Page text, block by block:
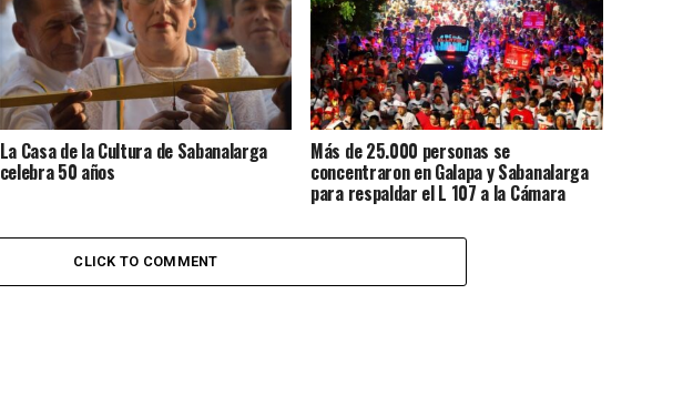
La Casa de la Cultura de Sabanalarga
celebra 50 años
Más de 25.000 personas se
concentraron en Galapa y Sabanalarga
para respaldar el L 107 a la Cámara
CLICK TO COMMENT